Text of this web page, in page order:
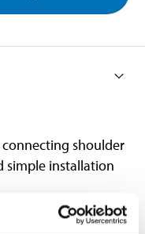
shoulder
simple installation